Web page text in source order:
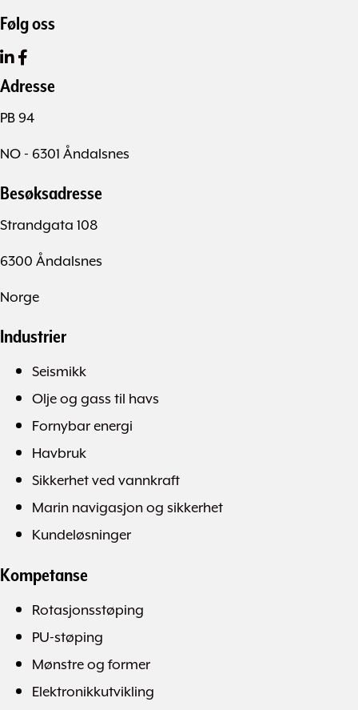
Følg oss
Adresse
PB 94
NO - 6301 Åndalsnes
Besøksadresse
Strandgata 108
6300 Åndalsnes
Norge
Industrier
Seismikk
Olje og gass til havs
Fornybar energi
Havbruk
Sikkerhet ved vannkraft
Marin navigasjon og sikkerhet
Kundeløsninger
Kompetanse
Rotasjonsstøping
PU-støping
Mønstre og former
Elektronikkutvikling